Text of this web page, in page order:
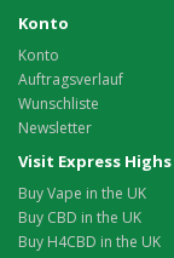
Konto
Konto
Auftragsverlauf
Wunschliste
Newsletter
Visit Express
Buy Vape in the UK
Buy CBD in the UK
Buy H4CBD in the UK